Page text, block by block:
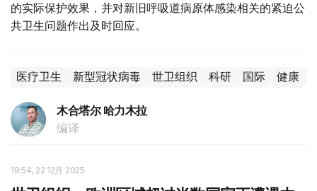
的实际保护效果，并对新旧呼吸道病原体感染相关的紧迫公
共卫生问题作出及时回应。
医疗卫生 新型冠状病毒 世卫组织 科研 国际 健康
木合塔尔 哈力木拉
编译
19:54, 22 12月 2025